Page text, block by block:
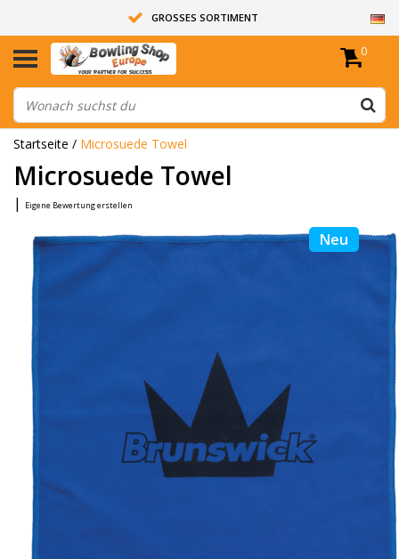
GROSSES SORTIMENT
14 TAGE RÜCKGABERECHT
ALLE BOWLINGKUGELN SIND UNGEBOHRT
0
Startseite / Microsuede Towel
Microsuede Towel
| Eigene Bewertung erstellen
Neu